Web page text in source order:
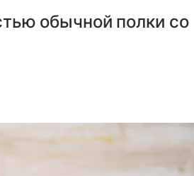
обычной полки со